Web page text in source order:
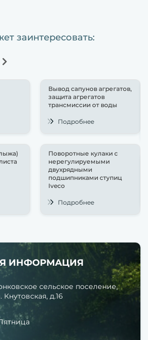
заинтересовать:
Вывод сапунов агрегатов,
защита агрегатов
трансмиссии от воды
Подробнее
Поворотные кулаки с
нерегулируемыми
двухрядными
подшипниками ступиц
Iveco
Подробнее
ИНФОРМАЦИЯ
сельское поселение,
д.16